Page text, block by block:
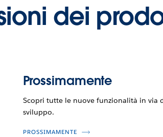
dei
Prossimamente
Scopri tutte le nuove funzionalità in via
sviluppo.
PROSSIMAMENTE